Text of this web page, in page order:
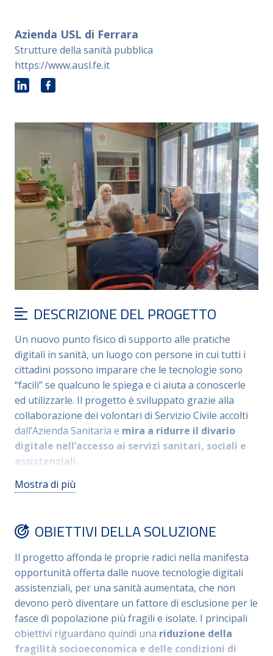
Azienda USL di Ferrara
Strutture della sanità pubblica
https://www.ausl.fe.it
DESCRIZIONE DEL PROGETTO
Un nuovo punto fisico di supporto alle pratiche
digitali in sanità, un luogo con persone in cui tutti i
cittadini possono imparare che le tecnologie sono
“facili” se qualcuno le spiega e ci aiuta a conoscerle
ed utilizzarle. Il progetto è sviluppato grazie alla
collaborazione dei volontari di Servizio Civile accolti
dall’Azienda Sanitaria e mira a ridurre il divario
digitale nell’accesso ai servizi sanitari, sociali e
assistenziali.
Il servizio supporta in particolare fasce di
altre pratiche online. L’iniziativa risponde al
testimoniato dall’aumento degli anziani e stranieri in
Italia. Grazie ai risultati positivi, da marzo 2025 il
progetto è stato potenziato con l’estensione degli
orari di apertura e l’attivazione di nuovi sportelli
provinciali (uno per distretto sanitario), per una una
rete territoriale di supporto ed inclusione digitale.
Mostra di più
OBIETTIVI DELLA SOLUZIONE
Il progetto affonda le proprie radici nella manifesta
opportunità offerta dalle nuove tecnologie digitali
assistenziali, per una sanità aumentata, che non
devono però diventare un fattore di esclusione per le
fasce di popolazione più fragili e isolate. I principali
obiettivi riguardano quindi una riduzione della
fragilità socioeconomica e delle condizioni di